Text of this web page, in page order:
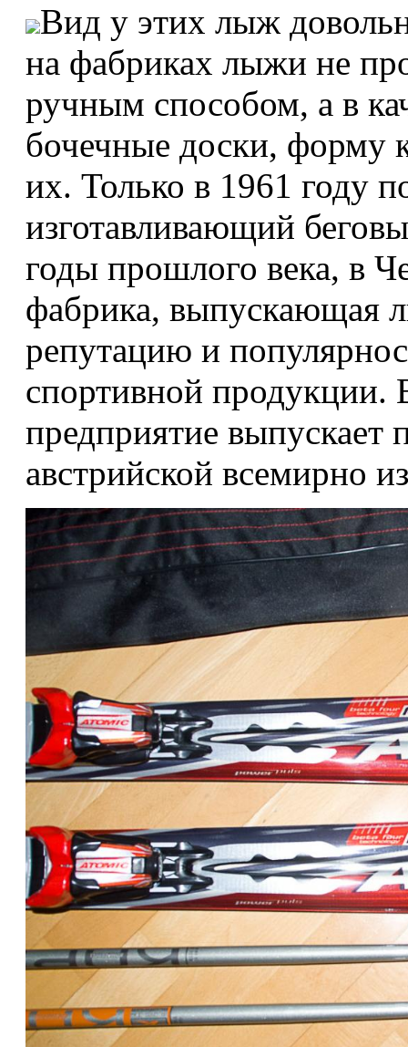
Вид у этих лыж
на фабриках лыжи не
ручным способом, а в
бочечные доски, форму
их. Только в 1961 году
изготавливающий
годы прошлого века, в
фабрика, выпускающая
репутацию и
спортивной продукции.
предприятие
австрийской всемирно